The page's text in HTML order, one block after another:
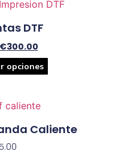
DTF
€300.00
opciones
Caliente